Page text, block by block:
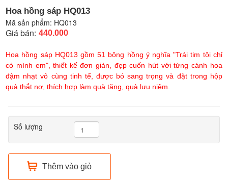
Hoa hồng sáp HQ013
Mã sản phẩm: HQ013
Giá bán: 440.000
Hoa hồng sáp HQ013 gồm 51 bông hồng ý nghĩa "Trái tim tôi chỉ
có mình em", thiết kế đơn giản, đẹp cuốn hút với từng cánh hoa
đậm nhạt vô cùng tinh tế, được bó sang trọng và đặt trong hộp
quà thắt nơ, thích hợp làm quà tặng, quà lưu niệm.
Số lượng
Thêm vào giỏ